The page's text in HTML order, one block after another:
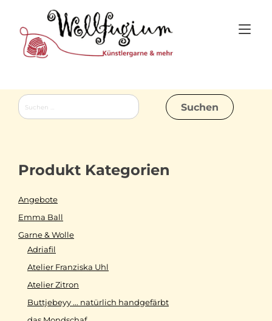
content
Suchen
nach:
Produkt Kategorien
Angebote
Emma Ball
Garne & Wolle
Adriafil
Atelier Franziska Uhl
Atelier Zitron
Buttjebeyy ... natürlich handgefärbt